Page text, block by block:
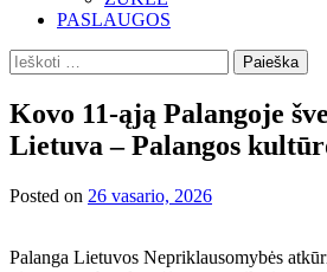
PASLAUGOS
Ieškoti:
Kovo 11-ąją Palangoje
Lietuva – Palangos
Posted on 26 vasario, 2026
Palanga Lietuvos Nepriklausomybės